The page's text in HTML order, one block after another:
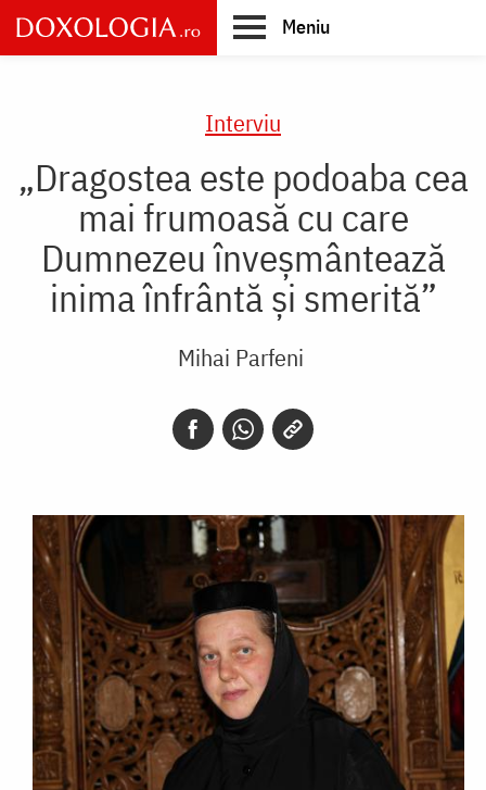
Skip
to
main
Meniu
Interviu
„Dragostea este podoaba cea
mai frumoasă cu care
Dumnezeu înveşmântează
inima înfrântă şi smerită”
Mihai Parfeni